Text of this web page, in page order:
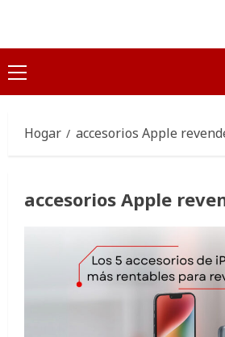
contenido
Menú
principal
Hogar accesorios Apple
accesorios Apple